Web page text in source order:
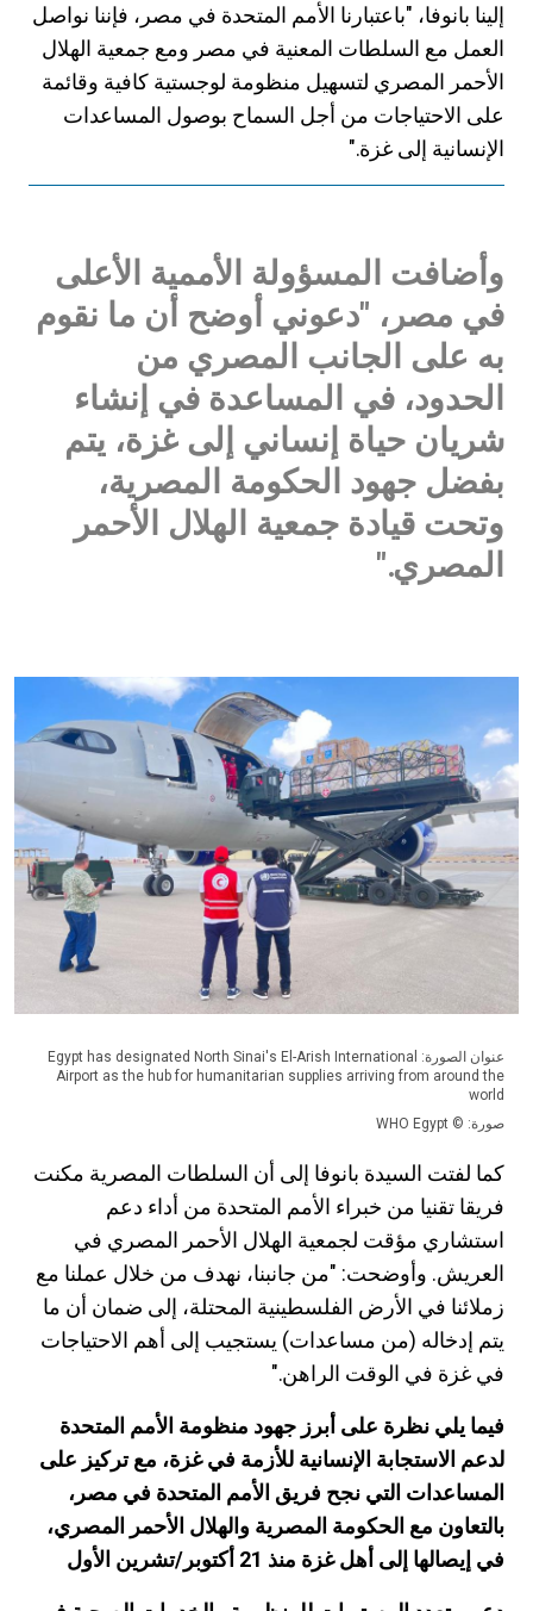
إلينا بانوفا، "باعتبارنا الأمم المتحدة في مصر، فإننا نواصل
العمل مع السلطات المعنية في مصر ومع جمعية الهلال
الأحمر المصري لتسهيل منظومة لوجستية كافية وقائمة
على الاحتياجات من أجل السماح بوصول المساعدات
الإنسانية إلى غزة."
وأضافت المسؤولة الأممية الأعلى
في مصر، "دعوني أوضح أن ما نقوم
به على الجانب المصري من
الحدود، في المساعدة في إنشاء
شريان حياة إنساني إلى غزة، يتم
بفضل جهود الحكومة المصرية،
وتحت قيادة جمعية الهلال الأحمر
المصري."
عنوان الصورة: Egypt has designated North Sinai's El-Arish International
Airport as the hub for humanitarian supplies arriving from around the
world
صورة: © WHO Egypt
كما لفتت السيدة بانوفا إلى أن السلطات المصرية مكنت
فريقا تقنيا من خبراء الأمم المتحدة من أداء دعم
استشاري مؤقت لجمعية الهلال الأحمر المصري في
العريش. وأوضحت: "من جانبنا، نهدف من خلال عملنا مع
زملائنا في الأرض الفلسطينية المحتلة، إلى ضمان أن ما
يتم إدخاله (من مساعدات) يستجيب إلى أهم الاحتياجات
في غزة في الوقت الراهن."
فيما يلي نظرة على أبرز جهود منظومة الأمم المتحدة
لدعم الاستجابة الإنسانية للأزمة في غزة، مع تركيز على
المساعدات التي نجح فريق الأمم المتحدة في مصر،
بالتعاون مع الحكومة المصرية والهلال الأحمر المصري،
في إيصالها إلى أهل غزة منذ 21 أكتوبر/تشرين الأول